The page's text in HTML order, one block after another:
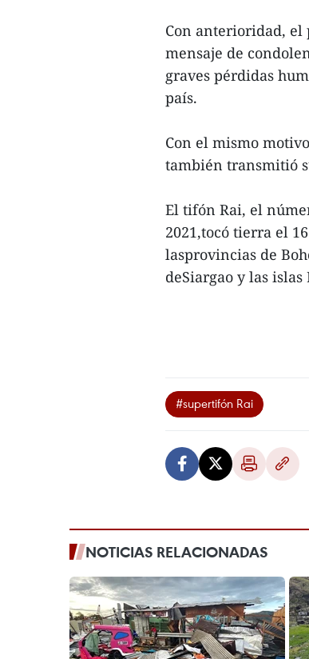
Con anterioridad, el
mensaje de
graves pérdidas
país.
Con el mismo
también transmitió
El tifón Rai, el
2021,tocó tierra el
lasprovincias de
deSiargao y las islas
#supertifón Rai
NOTICIAS RELACIONADAS